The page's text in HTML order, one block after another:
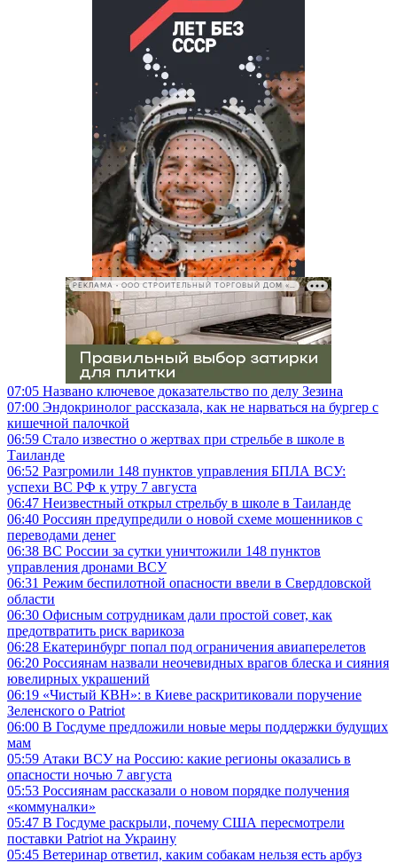
РЕКЛАМА • ООО СТРОИТЕЛЬНЫЙ ТОРГОВЫЙ ДОМ «ПЕТРОВИЧ», ИНН 7802348846
07:05 Названо ключевое доказательство по делу Зезина
07:00 Эндокринолог рассказала, как не нарваться на бургер с
кишечной палочкой
06:59 Стало известно о жертвах при стрельбе в школе в
Таиланде
06:52 Разгромили 148 пунктов управления БПЛА ВСУ:
успехи ВС РФ к утру 7 августа
06:47 Неизвестный открыл стрельбу в школе в Таиланде
06:40 Россиян предупредили о новой схеме мошенников с
переводами денег
06:38 ВС России за сутки уничтожили 148 пунктов
управления дронами ВСУ
06:31 Режим беспилотной опасности ввели в Свердловской
области
06:30 Офисным сотрудникам дали простой совет, как
предотвратить риск варикоза
06:28 Екатеринбург попал под ограничения авиаперелетов
06:20 Россиянам назвали неочевидных врагов блеска и сияния
ювелирных украшений
06:19 «Чистый КВН»: в Киеве раскритиковали поручение
Зеленского о Patriot
06:00 В Госдуме предложили новые меры поддержки будущих
мам
05:59 Атаки ВСУ на Россию: какие регионы оказались в
опасности ночью 7 августа
05:53 Россиянам рассказали о новом порядке получения
«коммуналки»
05:47 В Госдуме раскрыли, почему США пересмотрели
поставки Patriot на Украину
05:45 Ветеринар ответил, каким собакам нельзя есть арбуз